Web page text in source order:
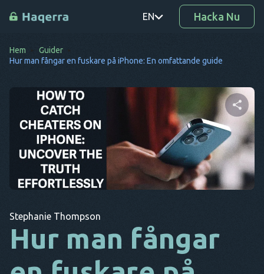
EN
PT
SV
BG
Hacka Nu
Hem
Guider
Hur man fångar en fuskare på iPhone: En omfattande guide
Dela denna artikel
Twitter Facebook Kopiera länk
Stephanie Thompson
Hur man fångar